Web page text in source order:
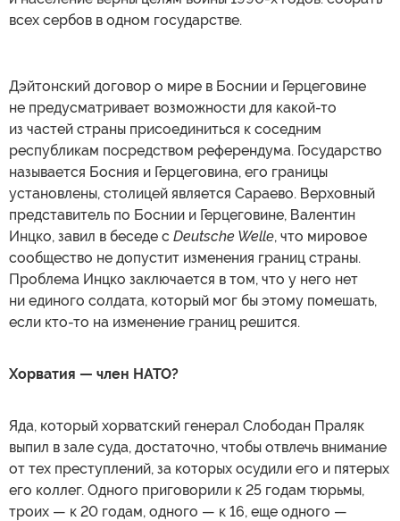
всех сербов в одном государстве.
Дэйтонский договор о мире в Боснии и Герцеговине
не предусматривает возможности для какой-то
из частей страны присоединиться к соседним
республикам посредством референдума. Государство
называется Босния и Герцеговина, его границы
установлены, столицей является Сараево. Верховный
представитель по Боснии и Герцеговине, Валентин
Инцко, завил в беседе с Deutsche Wellе, что мировое
сообщество не допустит изменения границ страны.
Проблема Инцко заключается в том, что у него нет
ни единого солдата, который мог бы этому помешать,
если кто-то на изменение границ решится.
Хорватия — член НАТО?
Яда, который хорватский генерал Слободан Праляк
выпил в зале суда, достаточно, чтобы отвлечь внимание
от тех преступлений, за которых осудили его и пятерых
его коллег. Одного приговорили к 25 годам тюрьмы,
троих — к 20 годам, одного — к 16, еще одного —